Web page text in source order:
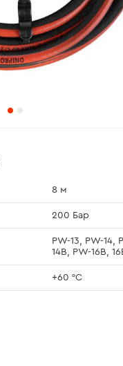
8 м
200 Бар
PW-13, PW-14,
14B, PW-16B,
+60 °С